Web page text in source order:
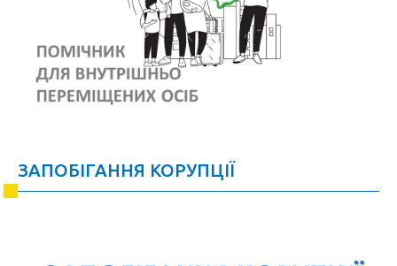
ЗАПОБІГАННЯ КОРУПЦІЇ